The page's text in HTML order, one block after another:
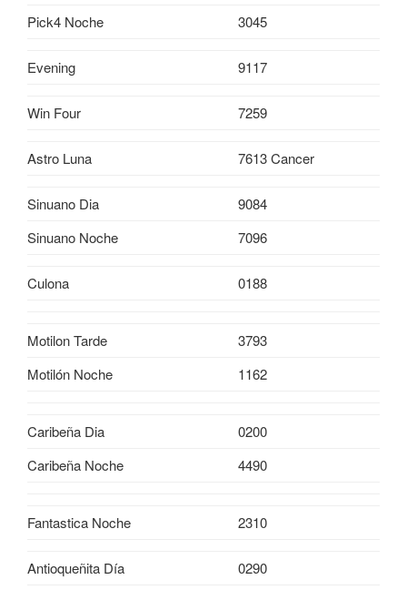
Pick4 Noche 3045
Evening 9117
Win Four 7259
Astro Luna 7613 Cancer
Sinuano Dia
9084
Sinuano Noche
7096
Culona 0188
Motilon Tarde
3793
Motilón Noche
1162
Caribeña Dia
0200
Caribeña Noche
4490
Fantastica Noche 2310
Antioqueñita Día
0290